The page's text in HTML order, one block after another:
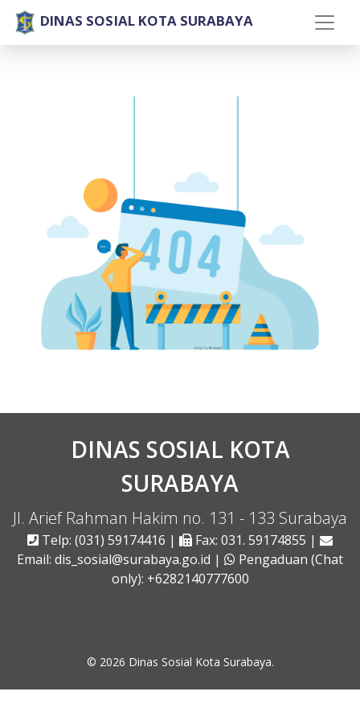
DINAS SOSIAL KOTA SURABAYA
DINAS SOSIAL KOTA
SURABAYA
Jl. Arief Rahman Hakim no. 131 - 133 Surabaya
Telp: (031) 59174416 |
Fax: 031. 59174855 |
Email: dis_sosial@surabaya.go.id |
Pengaduan (Chat
only): +6282140777600
© 2026 Dinas Sosial Kota Surabaya.